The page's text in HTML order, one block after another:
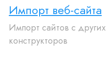
Импорт веб-сайта
Импорт сайтов с других
конструкторов